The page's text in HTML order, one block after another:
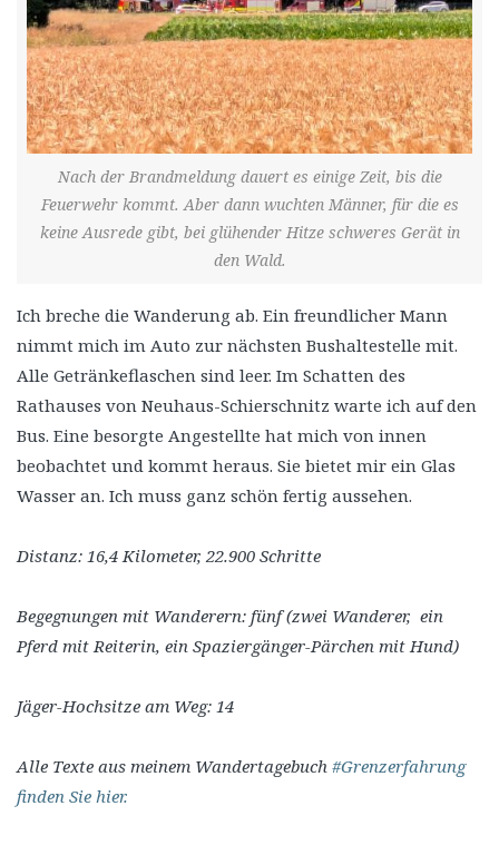
Nach der Brandmeldung dauert es einige Zeit, bis die
Feuerwehr kommt. Aber dann wuchten Männer, für die es
keine Ausrede gibt, bei glühender Hitze schweres Gerät in
den Wald.
Ich breche die Wanderung ab. Ein freundlicher Mann
nimmt mich im Auto zur nächsten Bushaltestelle mit.
Alle Getränkeflaschen sind leer. Im Schatten des
Rathauses von Neuhaus-Schierschnitz warte ich auf den
Bus. Eine besorgte Angestellte hat mich von innen
beobachtet und kommt heraus. Sie bietet mir ein Glas
Wasser an. Ich muss ganz schön fertig aussehen.
Distanz: 16,4 Kilometer, 22.900 Schritte
Begegnungen mit Wanderern: fünf (zwei Wanderer, ein
Pferd mit Reiterin, ein Spaziergänger-Pärchen mit Hund)
Jäger-Hochsitze am Weg: 14
Alle Texte aus meinem Wandertagebuch #Grenzerfahrung
finden Sie hier.